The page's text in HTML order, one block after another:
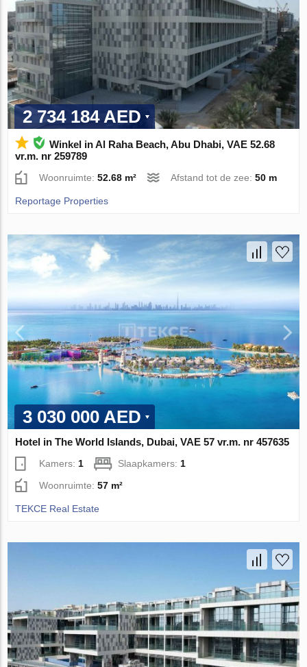
2 734 184 AED
Winkel in Al Raha Beach, Abu Dhabi, VAE 52.68
vr.m. nr 259789
Woonruimte:52.68 m² Afstand tot de zee:50 m
Reportage Properties
3 030 000 AED
Hotel in The World Islands, Dubai, VAE 57 vr.m. nr 457635
Kamers: 1 Slaapkamers: 1
Woonruimte:57 m²
TEKCE Real Estate